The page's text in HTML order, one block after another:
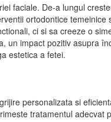
faciale. De-a lungul
ortodontice temeinice
ci si sa creeze o
un impact pozitiv asupra
estetica a fetei.
personalizata si
tratamentul adecvat